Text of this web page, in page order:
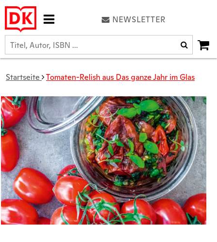
NEWSLETTER
Startseite Tomaten-Relish aus Das ganze Jahr im Glas